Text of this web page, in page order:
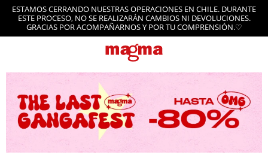
ESTAMOS CERRANDO NUESTRAS OPERACIONES EN CHILE. DURANTE
ESTE PROCESO, NO SE REALIZARÁN CAMBIOS NI DEVOLUCIONES.
GRACIAS POR ACOMPAÑARNOS Y POR TU COMPRENSIÓN.♡